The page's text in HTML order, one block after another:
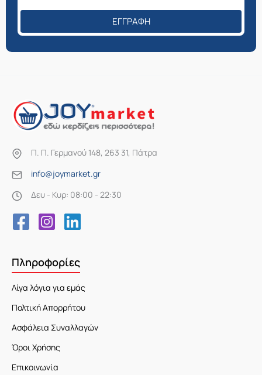
ΕΓΓΡΑΦΉ
Π. Π. Γερμανού 148, 263 31, Πάτρα
info@joymarket.gr
Δευ - Κυρ: 08:00 - 22:30
Πληροφορίες
Λίγα λόγια για εμάς
Πολτική Απορρήτου
Ασφάλεια Συναλλαγών
Όροι Χρήσης
Επικοινωνία